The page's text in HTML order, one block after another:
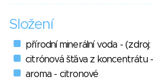
Složení
přírodní minerální voda -
citrónová šťáva z koncentrátu
aroma - citronové